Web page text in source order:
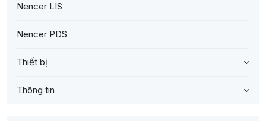
Nencer LIS
Nencer PDS
Thiết bị
Thông tin